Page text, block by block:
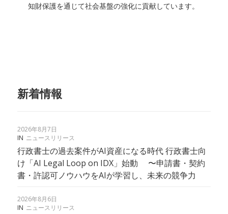
知財保護を通じて社会基盤の強化に貢献しています。
新着情報
2026年8月7日
IN ニュースリリース
行政書士の過去案件がAI資産になる時代 行政書士向
け「AI Legal Loop on IDX」始動 〜申請書・契約
書・許認可ノウハウをAIが学習し、未来の競争力
2026年8月6日
IN ニュースリリース